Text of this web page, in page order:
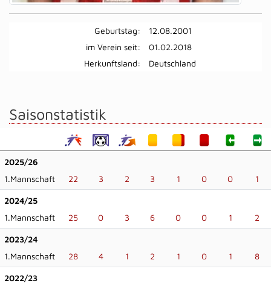
Geburtstag:
12.08.2001
im Verein seit:
01.02.2018
Herkunftsland:
Deutschland
Saisonstatistik
2025/26
1.Mannschaft
22 3 2 3 1 0 0 1
2024/25
1.Mannschaft
25 0 3 6 0 0 1 2
2023/24
1.Mannschaft
28 4 1 2 1 0 1 8
2022/23